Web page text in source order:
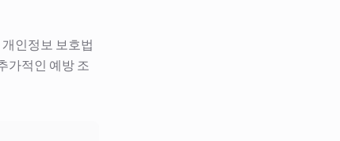
인정보 보호법
가적인 예방 조